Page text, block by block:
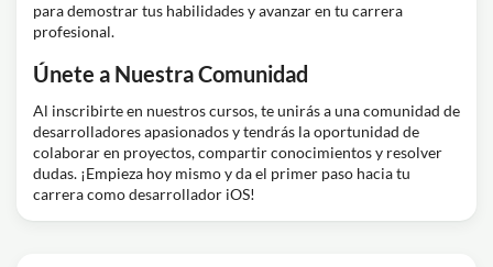
para demostrar tus habilidades y avanzar en tu carrera
profesional.
Únete a Nuestra Comunidad
Al inscribirte en nuestros cursos, te unirás a una comunidad de
desarrolladores apasionados y tendrás la oportunidad de
colaborar en proyectos, compartir conocimientos y resolver
dudas. ¡Empieza hoy mismo y da el primer paso hacia tu
carrera como desarrollador iOS!